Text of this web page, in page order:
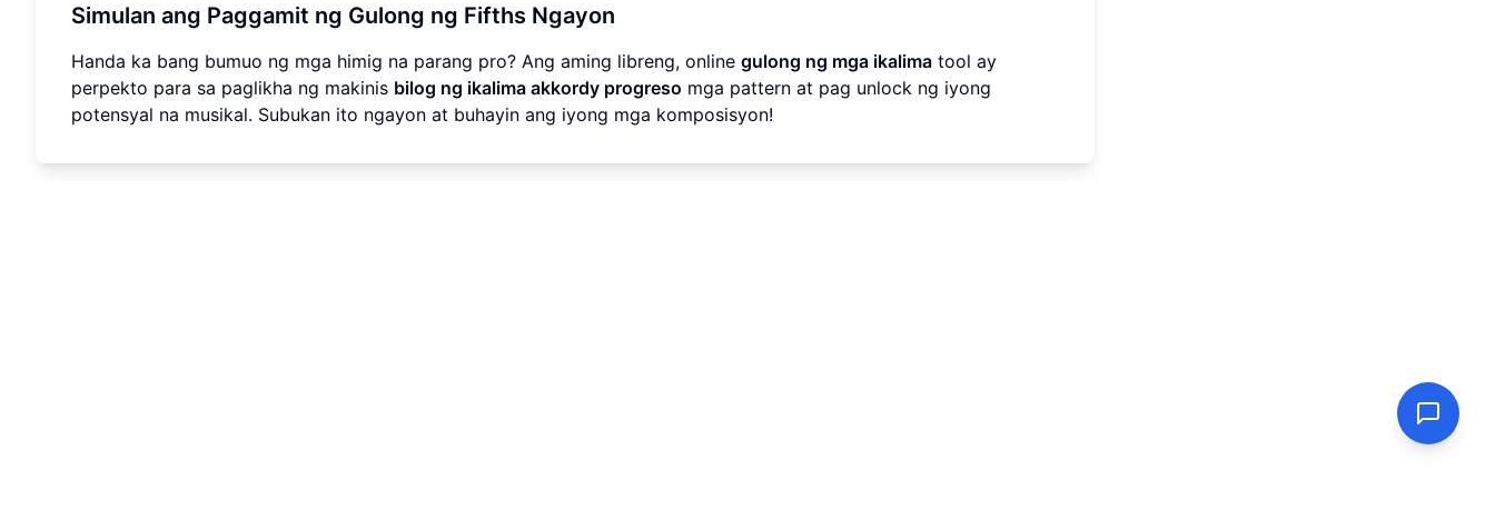
Simulan ang Paggamit ng Gulong ng Fifths Ngayon
Handa ka bang bumuo ng mga himig na parang pro? Ang aming libreng, online gulong ng mga ikalima tool ay
perpekto para sa paglikha ng makinis bilog ng ikalima akkordy progreso mga pattern at pag unlock ng iyong
potensyal na musikal. Subukan ito ngayon at buhayin ang iyong mga komposisyon!